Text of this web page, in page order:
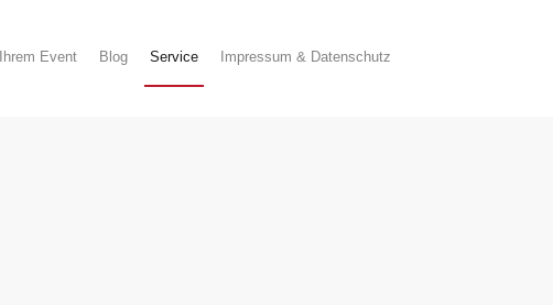
Event Blog Service Impressum & Datenschutz